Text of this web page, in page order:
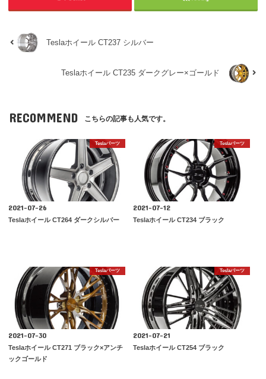
Teslaホイール CT237 シルバー
Teslaホイール CT235 ダークグレー×ゴールド
RECOMMEND こちらの記事も人気です。
Teslaパーツ
2021-07-26
Teslaホイール CT264 ダークシルバー
Teslaパーツ
2021-07-12
Teslaホイール CT234 ブラック
Teslaパーツ
2021-07-30
Teslaホイール CT271 ブラック×アンチ
ックゴールド
Teslaパーツ
2021-07-21
Teslaホイール CT254 ブラック